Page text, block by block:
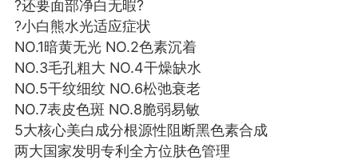
爆汗熊 芯诗妍 TONGYANMEI
卡卡动能素 卡卡美业 美业357
?还要面部净白无暇?
?小白熊水光适应症状
NO.1暗黄无光 NO.2色素沉着
NO.3毛孔粗大 NO.4干燥缺水
NO.5干纹细纹 NO.6松弛衰老
NO.7表皮色斑 NO.8脆弱易敏
5大核心美白成分根源性阻断黑色素合成
两大国家发明专利全方位肤色管理